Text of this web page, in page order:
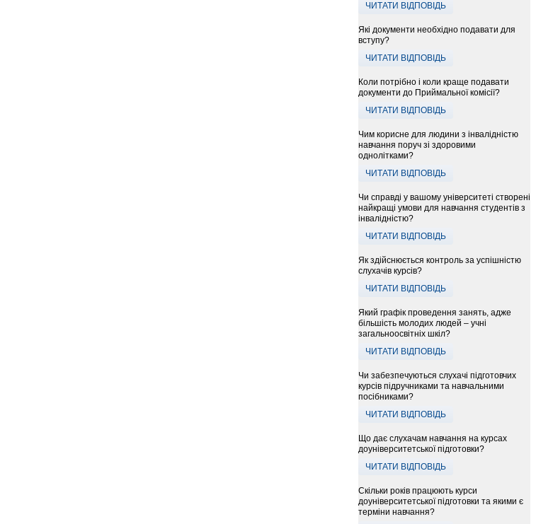
ЧИТАТИ ВІДПОВІДЬ
Які документи необхідно подавати для
вступу?
ЧИТАТИ ВІДПОВІДЬ
Коли потрібно і коли краще подавати
документи до Приймальної комісії?
ЧИТАТИ ВІДПОВІДЬ
Чим корисне для людини з інвалідністю
навчання поруч зі здоровими
однолітками?
ЧИТАТИ ВІДПОВІДЬ
Чи справді у вашому університеті створені
найкращі умови для навчання студентів з
інвалідністю?
ЧИТАТИ ВІДПОВІДЬ
Як здійснюється контроль за успішністю
слухачів курсів?
ЧИТАТИ ВІДПОВІДЬ
Який графік проведення занять, адже
більшість молодих людей – учні
загальноосвітніх шкіл?
ЧИТАТИ ВІДПОВІДЬ
Чи забезпечуються слухачі підготовчих
курсів підручниками та навчальними
посібниками?
ЧИТАТИ ВІДПОВІДЬ
Що дає слухачам навчання на курсах
доуніверситетської підготовки?
ЧИТАТИ ВІДПОВІДЬ
Скільки років працюють курси
доуніверситетської підготовки та якими є
терміни навчання?